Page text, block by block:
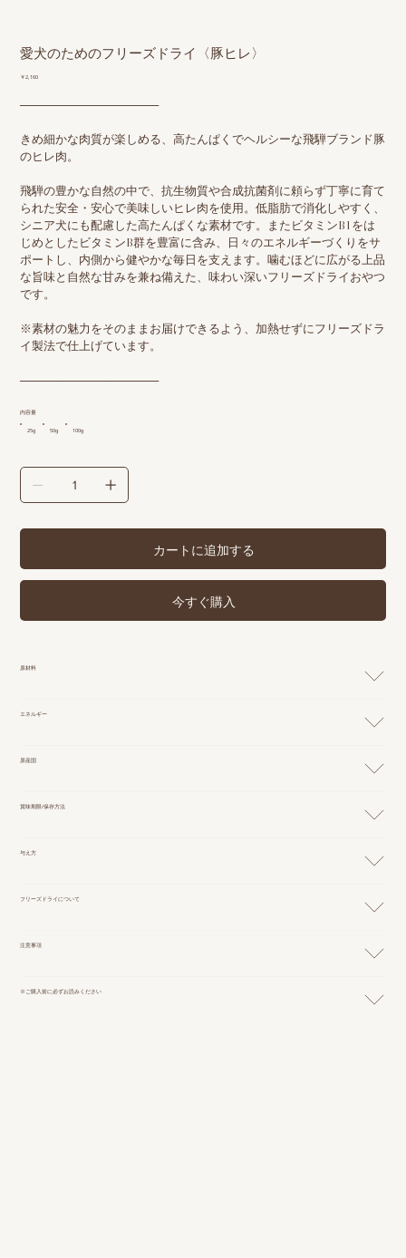
愛犬のためのフリーズドライ〈豚ヒレ〉
価
￥2,160
─────────────────
きめ細かな肉質が楽しめる、高たんぱくでヘルシーな飛騨ブランド豚
のヒレ肉。
飛騨の豊かな自然の中で、抗生物質や合成抗菌剤に頼らず丁寧に育て
られた安全・安心で美味しいヒレ肉を使用。低脂肪で消化しやすく、
シニア犬にも配慮した高たんぱくな素材です。またビタミンB1をは
じめとしたビタミンB群を豊富に含み、日々のエネルギーづくりをサ
ポートし、内側から健やかな毎日を支えます。噛むほどに広がる上品
な旨味と自然な甘みを兼ね備えた、味わい深いフリーズドライおやつ
です。
※素材の魅力をそのままお届けできるよう、加熱せずにフリーズドラ
イ製法で仕上げています。
─────────────────
25g 50g 100g
内容量
カートに追加する
今すぐ購入
原材料
エネルギー
原産国
賞味期限/保存方法
与え方
フリーズドライについて
注意事項
※ご購入前に必ずお読みください